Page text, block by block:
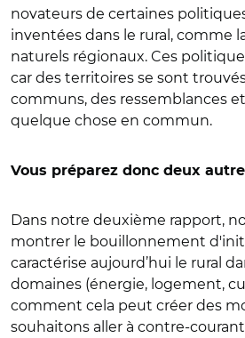
novateurs de certaines
inventées dans le rural, comme
naturels régionaux. Ces
car des territoires se sont
communs, des ressemblances
quelque chose en commun.
Vous préparez donc deux
Dans notre deuxième rapport,
montrer le bouillonnement
caractérise aujourd’hui le rural
domaines (énergie, logement,
comment cela peut créer des
souhaitons aller à contre-